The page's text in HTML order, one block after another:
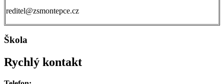
reditel@zsmontepce.cz
Škola
Rychlý kontakt